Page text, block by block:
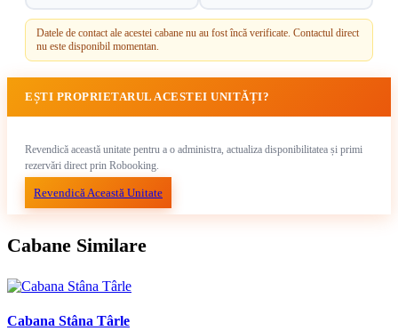
Datele de contact ale acestei cabane nu au fost încă verificate. Contactul direct
nu este disponibil momentan.
EȘTI PROPRIETARUL ACESTEI UNITĂȚI?
Revendică această unitate pentru a o administra, actualiza disponibilitatea și primi
rezervări direct prin Robooking.
Revendică Această Unitate
Cabane Similare
Cabana Stâna Târle